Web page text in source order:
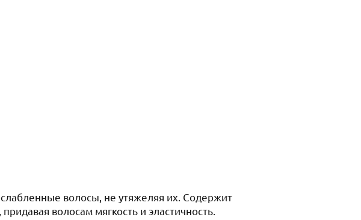
волосы, не утяжеляя их. Содержит
волосам мягкость и эластичность.